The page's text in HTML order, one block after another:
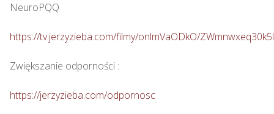
NeuroPQQ
https://tv.jerzyzieba.com/filmy/onlmVaODkO/
Zwiększanie odporności :
https://jerzyzieba.com/odpornosc